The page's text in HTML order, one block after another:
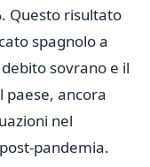
Questo risultato
spagnolo a
sovrano e il
paese, ancora
nel
pandemia.